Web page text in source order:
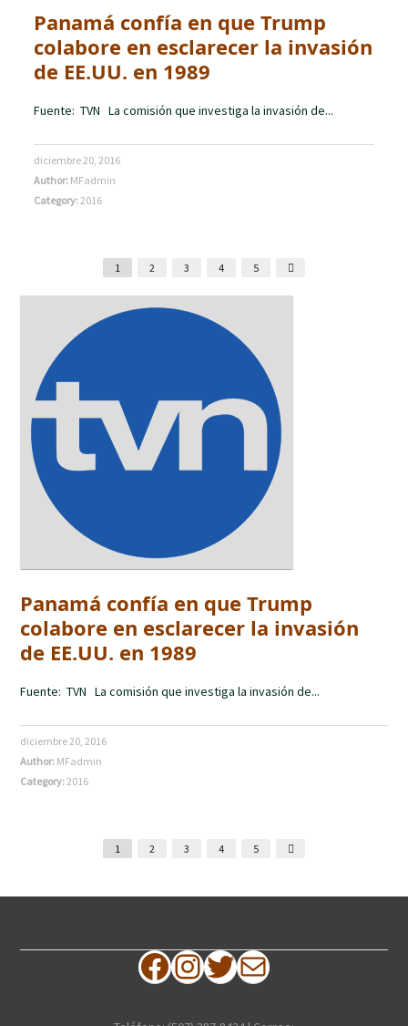
Panamá confía en que Trump
colabore en esclarecer la invasión
de EE.UU. en 1989
Fuente: TVN La comisión que investiga la invasión de...
diciembre 20, 2016
Author: MFadmin
Category:2016
1 2 3 4 5
Panamá confía en que Trump
colabore en esclarecer la invasión
de EE.UU. en 1989
Fuente: TVN La comisión que investiga la invasión de...
diciembre 20, 2016
Author: MFadmin
Category:2016
1 2 3 4 5
Facebook
Instagram
Twitter
Correo electrónico